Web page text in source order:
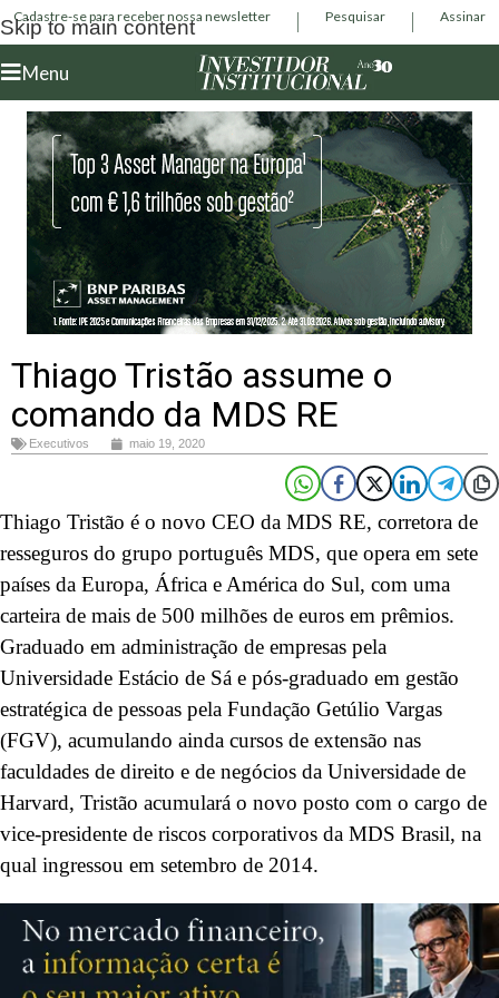
Skip to main content
Cadastre-se para receber nossa newsletter Pesquisar Assinar
Menu
Thiago Tristão assume o
comando da MDS RE
Executivos maio 19, 2020
Thiago Tristão é o novo CEO da MDS RE, corretora de
resseguros do grupo português MDS, que opera em sete
países da Europa, África e América do Sul, com uma
carteira de mais de 500 milhões de euros em prêmios.
Graduado em administração de empresas pela
Universidade Estácio de Sá e pós-graduado em gestão
estratégica de pessoas pela Fundação Getúlio Vargas
(FGV), acumulando ainda cursos de extensão nas
faculdades de direito e de negócios da Universidade de
Harvard, Tristão acumulará o novo posto com o cargo de
vice-presidente de riscos corporativos da MDS Brasil, na
qual ingressou em setembro de 2014.